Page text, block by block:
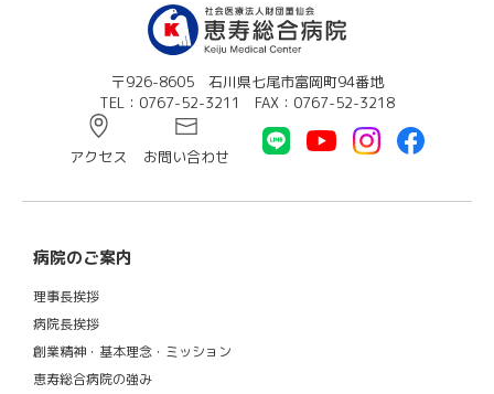
〒926-8605 石川県七尾市富岡町94番地
TEL：0767-52-3211 FAX：0767-52-3218
アクセス お問い合わせ
病院のご案内
理事長挨拶
病院長挨拶
創業精神・基本理念・ミッション
恵寿総合病院の強み